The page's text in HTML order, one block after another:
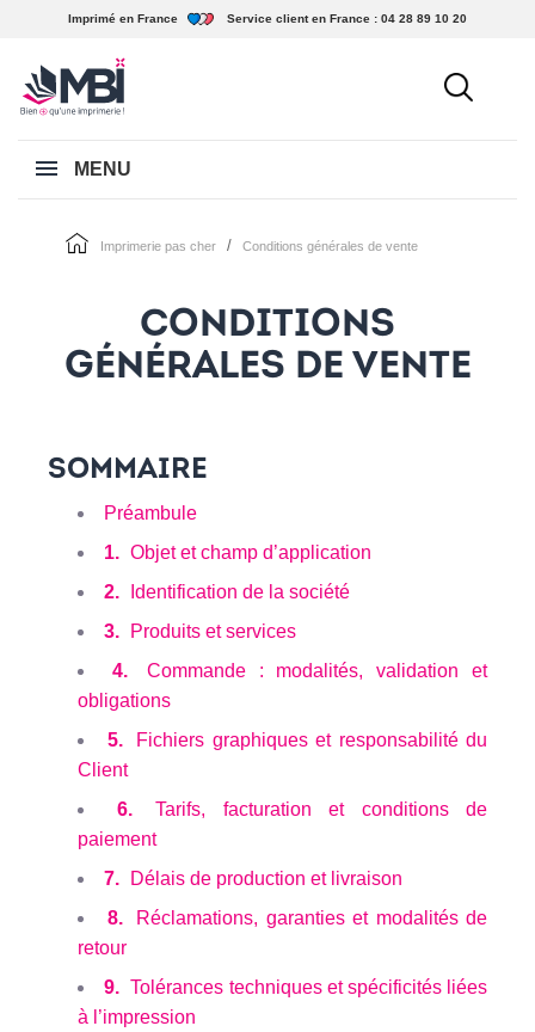
Imprimé en France Service client en France : 04 28 89 10 20
MENU
imprimerie pas cher conditions générales de vente
CONDITIONS
GÉNÉRALES DE VENTE
SOMMAIRE
Préambule
1. Objet et champ d’application
2.
Identification de la société
3.
Produits et services
4.
Commande : modalités, validation et
obligations
5.
Fichiers graphiques et responsabilité du
Client
6.
Tarifs, facturation et conditions de
paiement
7.
Délais de production et livraison
8.
Réclamations, garanties et modalités de
retour
9. Tolérances techniques et spécificités liées
à l’impression